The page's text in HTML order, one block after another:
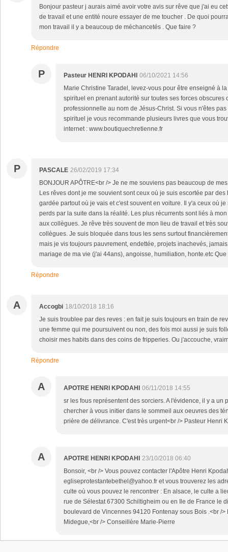
Bonjour pasteur j aurais aimé avoir votre avis sur rêve que j'ai eu
de travail et une entité noure essayer de me toucher . De quoi
mon travail il y a beaucoup de méchancetés . Que faire ?
Répondre
P Pasteur HENRI KPODAHI
06/10/2021 14:56
Marie Christine Taradel, levez-vous pour être enseigné à
spirituel en prenant autorité sur toutes ses forces obscures
professionnelle au nom de Jésus-Christ. Si vous n'êtes
spirituel je vous recommande plusieurs livres que vous
internet : www.boutiquechretienne.fr
P PASCALE 26/02/2019 17:34
BONJOUR APÔTRE<br /> Je ne me souviens pas beaucoup de
Les rêves dont je me souvient sont ceux où je suis escortée par
gardée partout où je vais et c'est souvent en voiture. Il y'a ceux où
perds par la suite dans la réalité. Les plus récurrents sont liés à
aux collègues. Je rêve très souvent de mon lieu de travail et très
collègues. Je suis bloquée dans tous les sens surtout
mais je vis toujours pauvrement, endettée, projets inachevés,
mariage de ma vie (j'ai 44ans), angoisse, humiliation, honte.etc
Répondre
A Accogbi 18/10/2018 18:16
Je suis troublee par des reves : en fait je suis toujours en train de
une femme qui me poursuivent ou non, des fois moi aussi je suis
choisir mes habits dans des coins de fripperies. Ou j'accouche,
Répondre
A APOTRE HENRI KPODAHI
06/11/2018 14:55
sr les fous représentent des sorciers. A l'évidence, il y a un
chercher à vous initier dans le sommeil aux oeuvres des
prière de délivrance. C'est très urgent<br /> Pasteur Henri
A APOTRE HENRI KPODAHI
23/10/2018 06:40
Bonsoir, <br /> Vous pouvez contacter l'Apôtre Henri
egliseprotestantebethel@yahoo.fr et vous trouverez les
culte où vous pouvez le rencontrer : En alsace, le culte a
rue de Sélestat 67300 Schiltigheim ou en Ile de France le
boulevard de Vincennes 94120 Fontenay sous Bois .<br /
Midegue,<br /> Conseillère Marie-Pierre